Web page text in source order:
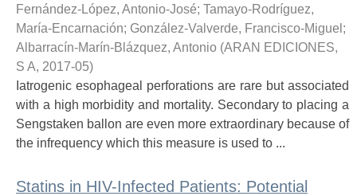
Fernández-López, Antonio-José; Tamayo-Rodríguez,
María-Encarnación; González-Valverde, Francisco-Miguel ;
Albarracín-Marín-Blázquez, Antonio (ARAN EDICIONES,
S A, 2017-05)
Iatrogenic esophageal perforations are rare but associated
with a high morbidity and mortality. Secondary to placing a
Sengstaken ballon are even more extraordinary because of
the infrequency which this measure is used to ...
Statins in HIV-Infected Patients: Potential